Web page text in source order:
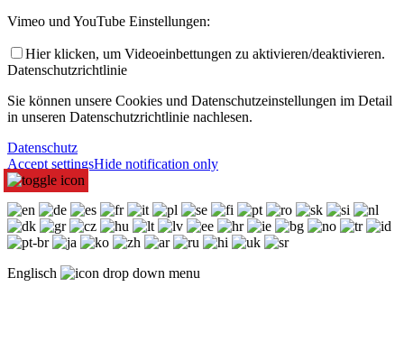
Vimeo und YouTube Einstellungen:
Hier klicken, um Videoeinbettungen zu aktivieren/deaktivieren.
Datenschutzrichtlinie
Sie können unsere Cookies und Datenschutzeinstellungen im Detail
in unseren Datenschutzrichtlinie nachlesen.
Datenschutz
Accept settingsHide notification only
Englisch